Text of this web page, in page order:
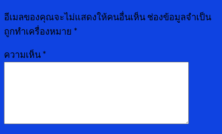
อีเมลของคุณจะไม่แสดงให้คนอื่นเห็น ช่องข้อมูลจำเป็น
ถูกทำเครื่องหมาย *
ความเห็น *